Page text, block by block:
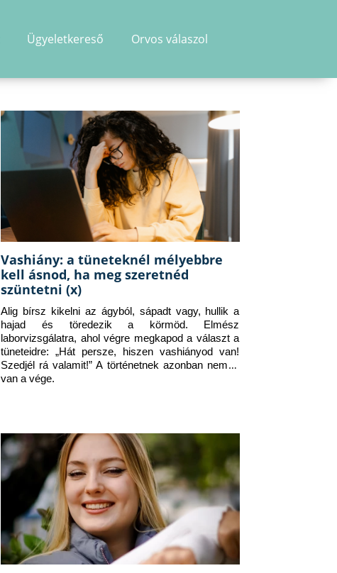
Ügyeletkereső Orvos válaszol
Vashiány: a tüneteknél mélyebbre
kell ásnod, ha meg szeretnéd
szüntetni (x)
Alig bírsz kikelni az ágyból, sápadt vagy, hullik a
hajad és töredezik a körmöd. Elmész
laborvizsgálatra, ahol végre megkapod a választ a
tüneteidre: „Hát persze, hiszen vashiányod van!
Szedjél rá valamit!” A történetnek azonban nem itt
van a vége.